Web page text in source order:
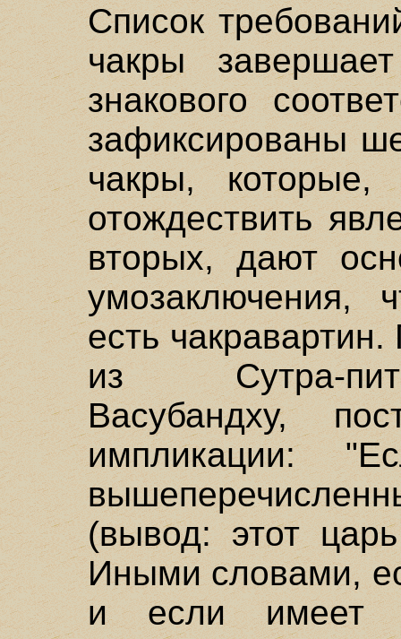
Список
чакры
знакового
зафиксированы
чакры, которые,
отождествить
вторых, дают
умозаключения,
есть
из Сутра-
Васубандху,
импликации:
(вывод: этот
Иными словами,
и если имеет